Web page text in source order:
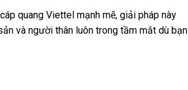
quang Viettel mạnh mẽ, giải pháp này
và người thân luôn trong tầm mắt dù bạn